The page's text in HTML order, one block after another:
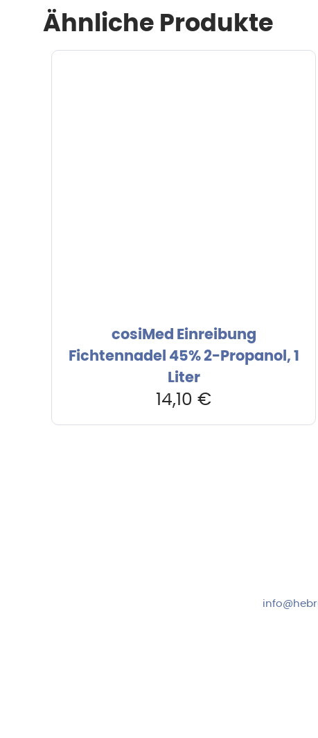
Ähnliche Produkte
cosiMed Einreibung
Fichtennadel 45% 2-Propanol, 1
Liter
14,10€